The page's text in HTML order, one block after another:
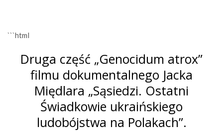
```html
Druga część „Genocidum atrox”
filmu dokumentalnego Jacka
Międlara „Sąsiedzi. Ostatni
Świadkowie ukraińskiego
ludobójstwa na Polakach”.